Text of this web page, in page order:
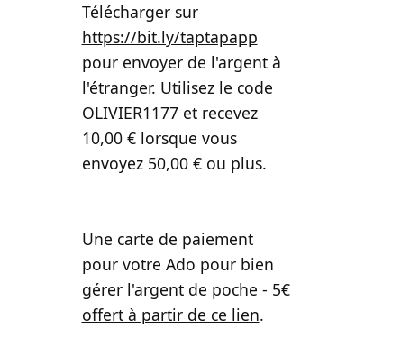
Télécharger sur
https://bit.ly/taptapapp
pour envoyer de l'argent à
l'étranger. Utilisez le code
OLIVIER1177 et recevez
10,00 € lorsque vous
envoyez 50,00 € ou plus.
Une carte de paiement
pour votre Ado pour bien
gérer l'argent de poche - 5€
offert à partir de ce lien.